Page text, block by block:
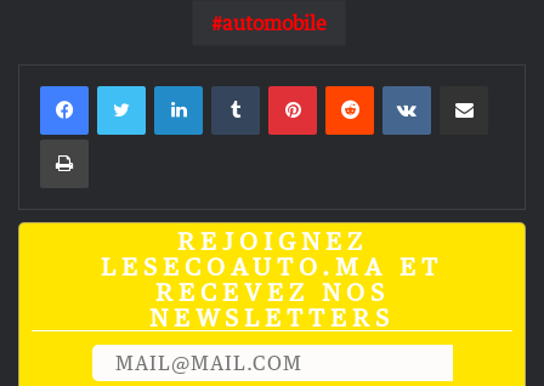
automobile
LinkedinTumblrPinterestReddit VKontakte
Imprimer
REJOIGNEZ
LESECOAUTO.MA ET
RECEVEZ NOS
NEWSLETTERS